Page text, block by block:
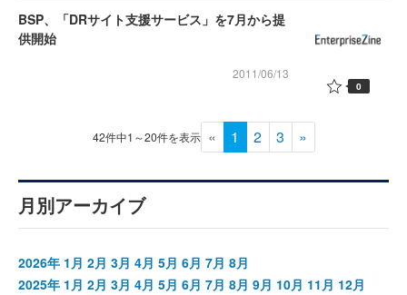
BSP、「DRサイト支援サービス」を7月から提
供開始
2011/06/13
0
42件中1～20件を表示 « 1 2 3 »
月別アーカイブ
2026年 1月 2月 3月 4月 5月 6月 7月 8月
2025年 1月 2月 3月 4月 5月 6月 7月 8月 9月 10月 11月 12月